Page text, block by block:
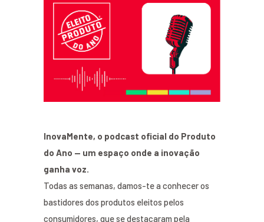
InovaMente, o podcast oficial do Produto
do Ano — um espaço onde a inovação
ganha voz.
Todas as semanas, damos-te a conhecer os
bastidores dos produtos eleitos pelos
consumidores, que se destacaram pela